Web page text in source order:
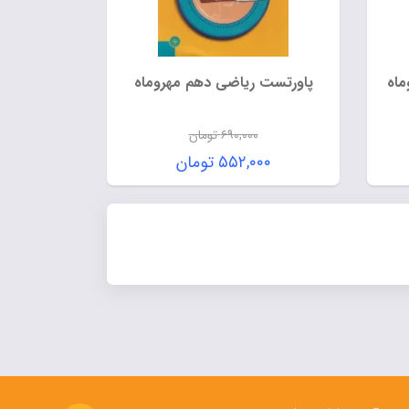
پاورتست ریاضی دهم مهروماه
۶۹۰,۰۰۰تومان
قیمت
اصلی:
۶۹۰,۰۰۰ تومان
۵۵۲,۰۰۰ تومان
قیمت
فعلی: